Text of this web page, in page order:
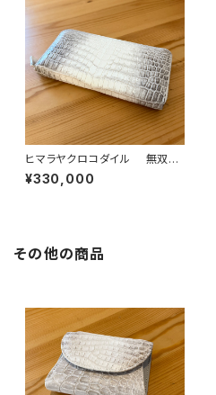
ヒマラヤクロコダイル 無双
ラウンドファスナーウォレット
¥330,000
その他の商品